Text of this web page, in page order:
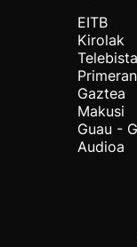
EITB
Kirolak
Primeran
Gaztea
Makusi
Guau -
Audioa